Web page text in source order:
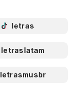
letras
letraslatam
letrasmusbr